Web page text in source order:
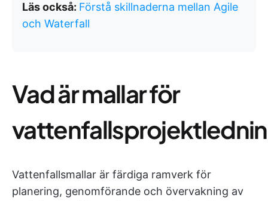
Läs också: Förstå skillnaderna mellan Agile
och Waterfall
Vad är mallar för
Vattenfallsmallar är färdiga ramverk för
planering, genomförande och övervakning av